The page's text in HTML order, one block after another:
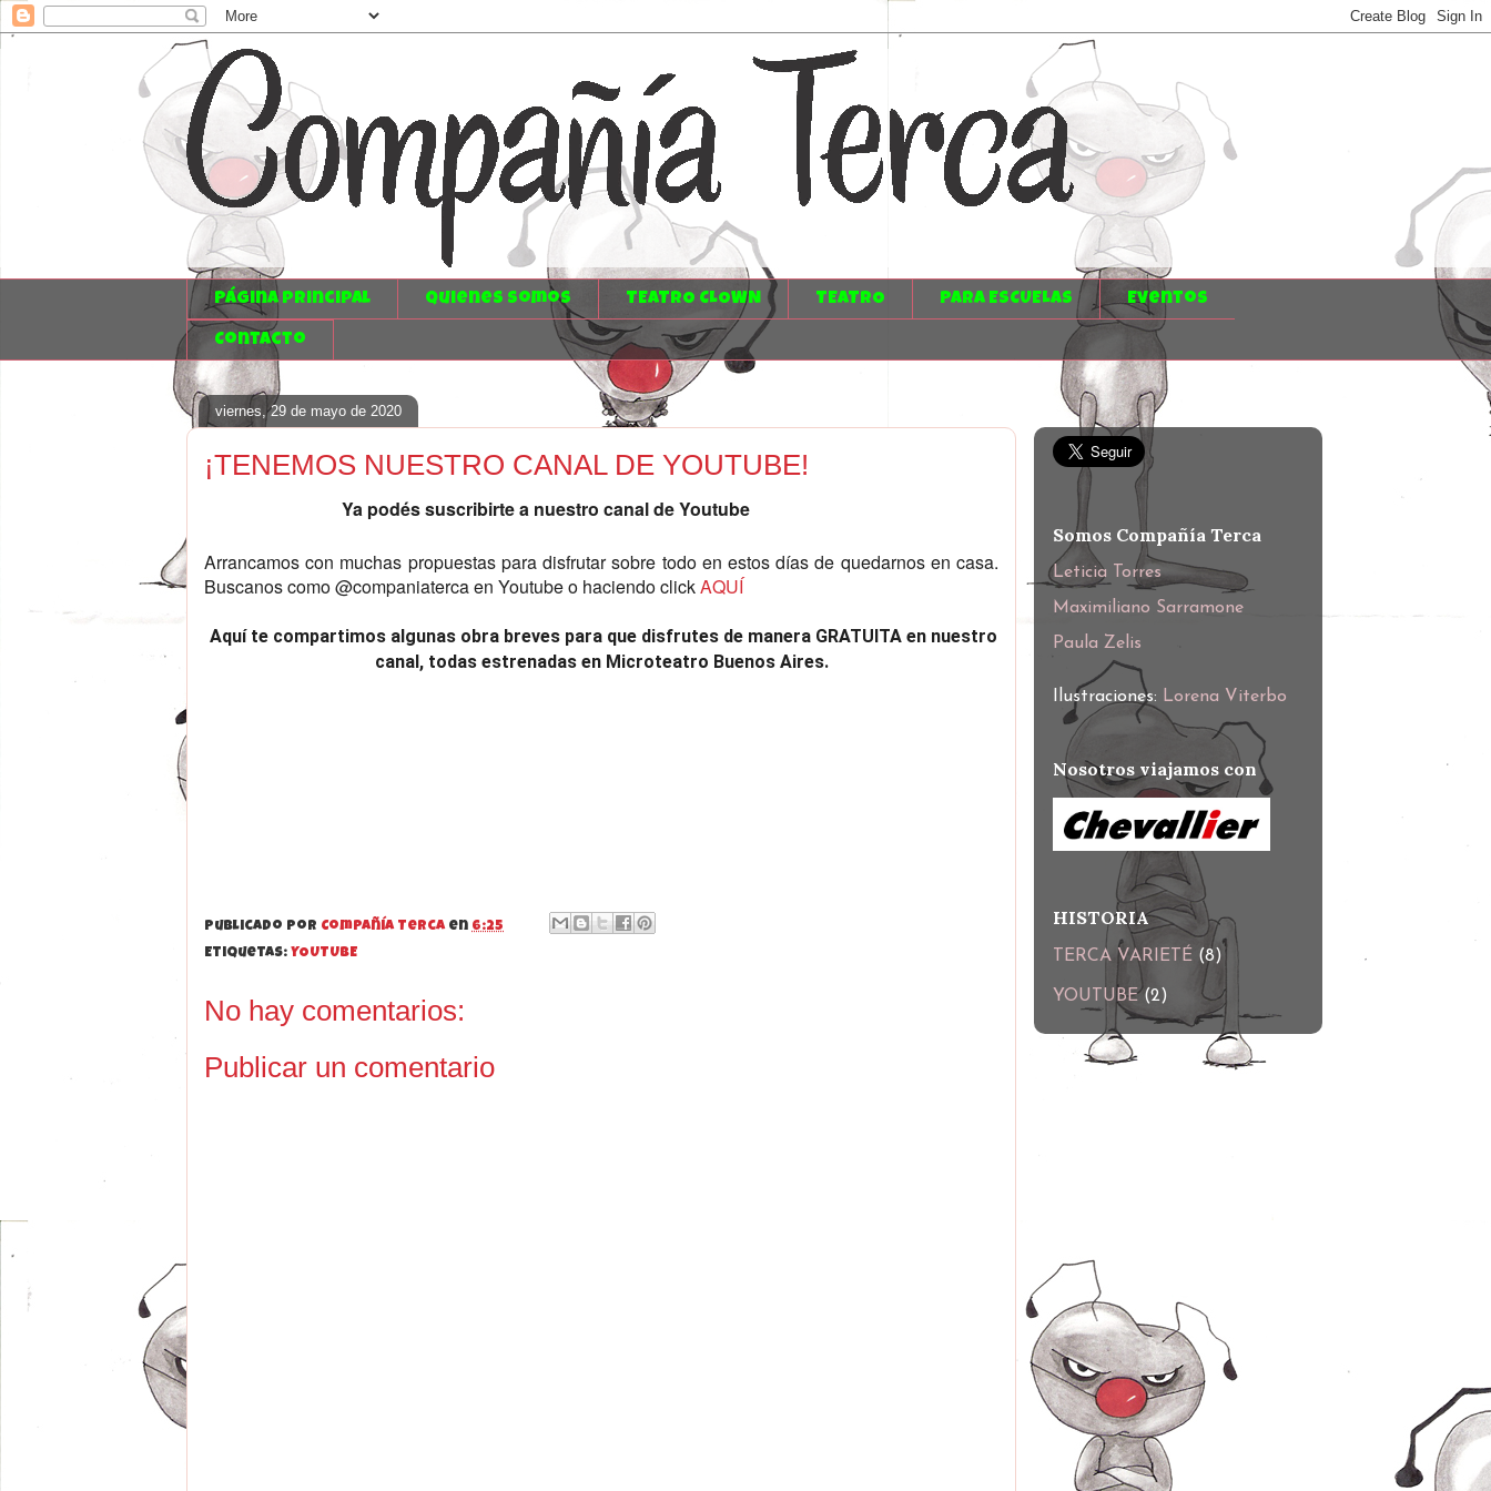
Página principal Quienes somos TEATRO CLOWN TEATRO PARA ESCUELAS Eventos
Contacto
viernes, 29 de mayo de 2020
¡TENEMOS NUESTRO CANAL DE YOUTUBE!
Ya podés suscribirte a nuestro canal de Youtube
Arrancamos con muchas propuestas para disfrutar sobre todo en estos días de quedarnos en casa.
Buscanos como @companiaterca en Youtube o haciendo clickAQUÍ
Aquí te compartimos algunas obra breves para que disfrutes de manera GRATUITA en nuestro
canal, todas estrenadas en Microteatro Buenos Aires.
Publicado por Compañía Terca en 6:25
Etiquetas: YOUTUBE
No hay comentarios:
Publicar un comentario
Somos Compañía Terca
Leticia Torres
Maximiliano Sarramone
Paula Zelis
Ilustraciones: Lorena Viterbo
Nosotros viajamos con
HISTORIA
TERCA VARIETÉ (8)
YOUTUBE (2)